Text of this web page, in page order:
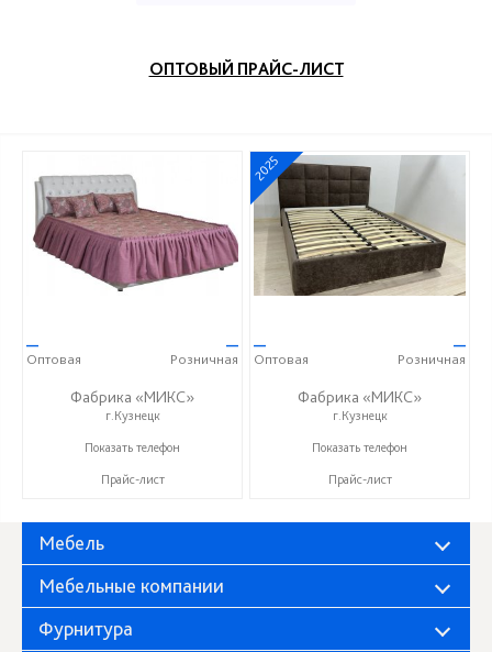
ОПТОВЫЙ ПРАЙС-ЛИСТ
—
Оптовая
—
Розничная
Фабрика «МИКС»
г.Кузнецк
+7 (937) 423-36-37
Показать телефон
Прайс-лист
2025
—
Оптовая
—
Розничная
Фабрика «МИКС»
г.Кузнецк
+7 (937) 423-36-37
Показать телефон
Прайс-лист
Мебель
Мебельные компании
Фурнитура